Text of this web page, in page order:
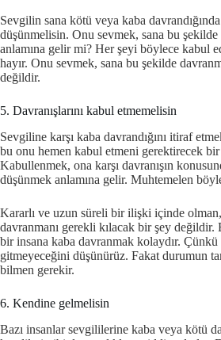
Sevgilin sana kötü veya kaba
düşünmelisin. Onu sevmek, sana bu şekilde
anlamına gelir mi? Her şeyi böylece kabul
hayır. Onu sevmek, sana bu şekilde
değildir.
5. Davranışlarını kabul etmemelisin
Sevgiline karşı kaba davrandığını itiraf
bu onu hemen kabul etmeni gerektirecek
Kabullenmek, ona karşı davranışın
düşünmek anlamına gelir. Muhtemelen
Kararlı ve uzun süreli bir ilişki içinde
davranmanı gerekli kılacak bir şey
bir insana kaba davranmak kolaydır. Çünkü
gitmeyeceğini düşünürüz. Fakat durumun
bilmen gerekir.
6. Kendine gelmelisin
Bazı insanlar sevgililerine kaba veya kötü